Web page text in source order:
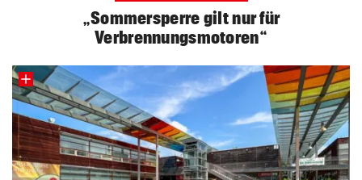
„Sommersperre gilt nur für
Verbrennungsmotoren“